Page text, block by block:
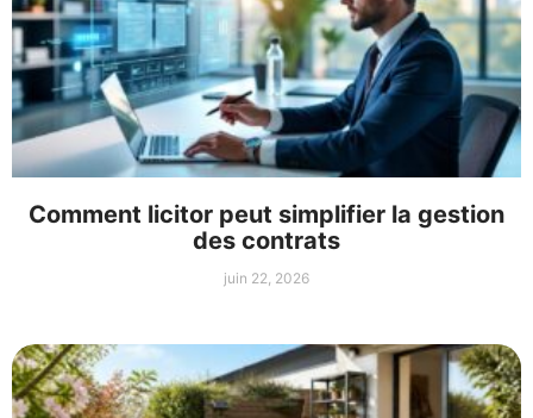
Comment licitor peut simplifier la gestion
des contrats
juin 22, 2026